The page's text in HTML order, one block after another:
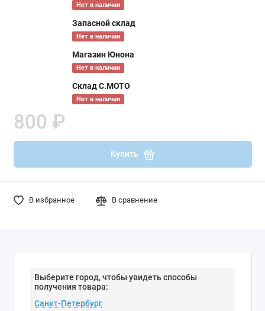
Нет в наличии
Запасной склад
Нет в наличии
Магазин Юнона
Нет в наличии
Склад С.МОТО
Нет в наличии
800 ₽
Купить
В избранное В сравнение
Выберите город, чтобы увидеть способы
получения товара: